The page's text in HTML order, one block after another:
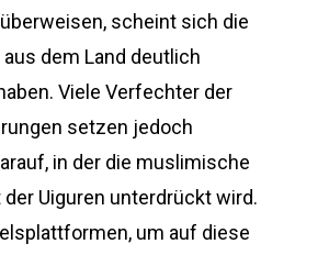
scheint sich die
dem Land deutlich
Viele Verfechter der
setzen jedoch
in der die muslimische
Uiguren unterdrückt wird.
um auf diese